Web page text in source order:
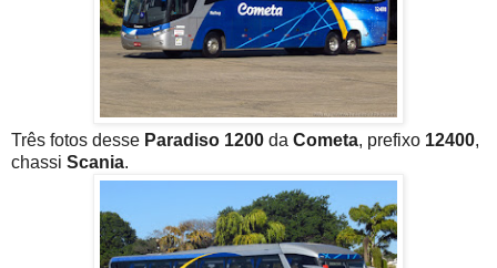
Três fotos desse Paradiso 1200 da Cometa, prefixo 12400,
chassi Scania.